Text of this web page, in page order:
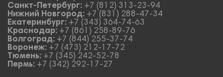
Санкт-Петербург: +7 (812) 313-23-94
Нижний Новгород: +7 (831) 288-47-34
Екатеринбург: +7 (343) 364-74-63
Краснодар: +7 (861) 258-89-76
Волгоград: +7 (844) 255-37-74
Воронеж: +7 (473) 212-17-72
Тюмень: +7 (345) 242-52-78
Пермь: +7 (342) 292-17-27